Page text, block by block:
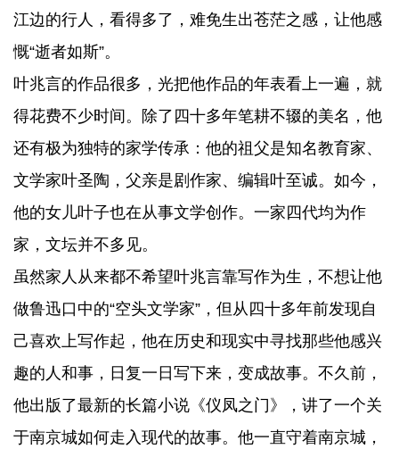
车”上只有没有尽头的书，那就看那些外国小说打发
时间，无意中奠定了极大的阅读量。
江边的行人，看得多了，难免生出苍茫之感，让他感
慨“逝者如斯”。
叶兆言的作品很多，光把他作品的年表看上一遍，就
得花费不少时间。除了四十多年笔耕不辍的美名，他
还有极为独特的家学传承：他的祖父是知名教育家、
文学家叶圣陶，父亲是剧作家、编辑叶至诚。如今，
他的女儿叶子也在从事文学创作。一家四代均为作
家，文坛并不多见。
虽然家人从来都不希望叶兆言靠写作为生，不想让他
做鲁迅口中的“空头文学家”，但从四十多年前发现自
己喜欢上写作起，他在历史和现实中寻找那些他感兴
趣的人和事，日复一日写下来，变成故事。不久前，
他出版了最新的长篇小说《仪凤之门》，讲了一个关
于南京城如何走入现代的故事。他一直守着南京城，